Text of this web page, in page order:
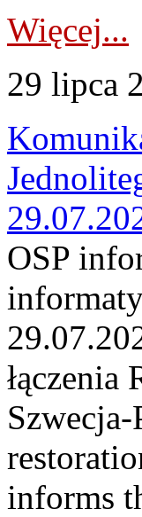
Więcej...
29 lipca
OSP
łączenia
informs